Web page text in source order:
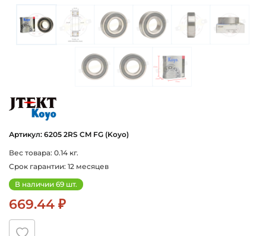
Артикул: 6205 2RS CM FG (Koyo)
Вес товара: 0.14 кг.
Срок гарантии: 12 месяцев
В наличии 69 шт.
669.44 ₽